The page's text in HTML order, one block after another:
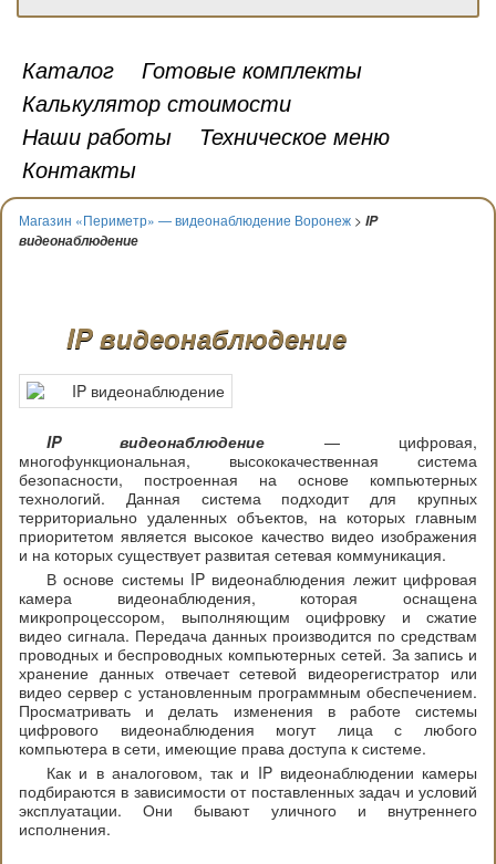
Каталог
Готовые комплекты
Калькулятор стоимости
Наши работы
Техническое меню
Контакты
Магазин «Периметр» — видеонаблюдение Воронеж > IP
видеонаблюдение
IP видеонаблюдение
IP видеонаблюдение — цифровая,
многофункциональная, высококачественная система
безопасности, построенная на основе компьютерных
технологий. Данная система подходит для крупных
территориально удаленных объектов, на которых главным
приоритетом является высокое качество видео изображения
и на которых существует развитая сетевая коммуникация.
В основе системы IP видеонаблюдения лежит цифровая
камера видеонаблюдения, которая оснащена
микропроцессором, выполняющим оцифровку и сжатие
видео сигнала. Передача данных производится по средствам
проводных и беспроводных компьютерных сетей. За запись и
хранение данных отвечает сетевой видеорегистратор или
видео сервер с установленным программным обеспечением.
Просматривать и делать изменения в работе системы
цифрового видеонаблюдения могут лица с любого
компьютера в сети, имеющие права доступа к системе.
Как и в аналоговом, так и IP видеонаблюдении камеры
подбираются в зависимости от поставленных задач и условий
эксплуатации. Они бывают уличного и внутреннего
исполнения.